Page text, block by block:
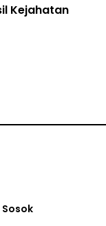
Kejahatan
Sosok